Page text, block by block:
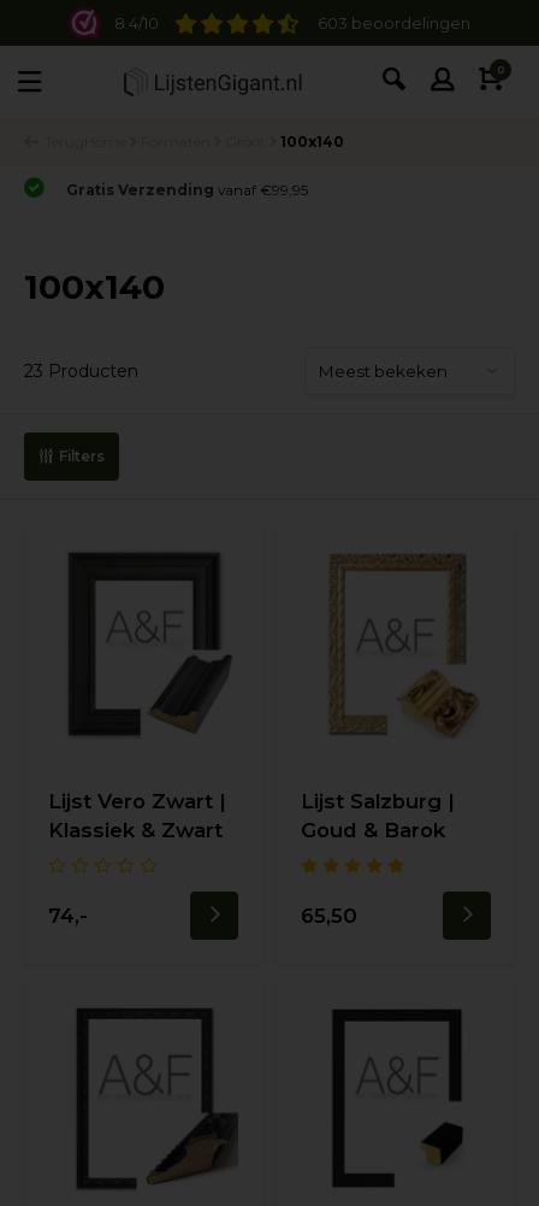
8.4/10 603 beoordelingen
0
100x140
Gratis Verzending vanaf €99,95
100x140
23 Producten
Filters
Lijst Vero Zwart |
Klassiek & Zwart
74,-
Lijst Salzburg |
Goud & Barok
65,50